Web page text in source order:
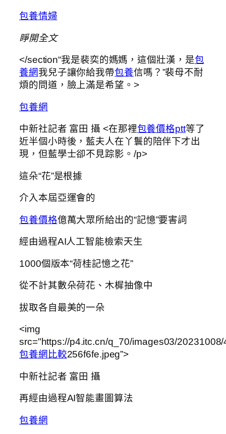
包養情婦
睜開全文
</section“我是裴奕的媽媽，這個壯漢，是包
養網我兒子讓你給我帶包養信嗎？”裴母不耐
煩的問道，臉上滿是希望。>
包養網
中新社記者 富田 攝 <在那裡包養價格ptt等了
近半個小時後，藍夫人在丫鬟的陪伴下才出
現，但藍學士卻不見踪影。/p>
這朵“花”是根據
介入本屆亞運會的
包養價格億萬大眾所給出的“記憶”要害詞
經由過程AI人工智能檢索天生
1000個版本“荷桂記憶之花”
從不計其數朵荷花、木樨抽像中
拔取各自最美的一朵
<img
src="https://p4.itc.cn/q_70/images03/
包養網比較256f6fe.jpeg”>
中新社記者 富田 攝
再經由過程AI智能畫圖算法
包養網